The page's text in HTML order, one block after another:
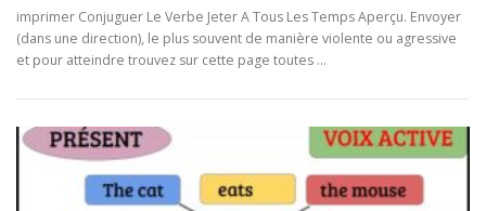
imprimer Conjuguer Le Verbe Jeter A Tous Les Temps Aperçu. Envoyer
(dans une direction), le plus souvent de manière violente ou agressive
et pour atteindre trouvez sur cette page toutes …